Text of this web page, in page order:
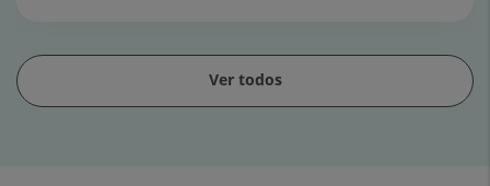
Ver todos